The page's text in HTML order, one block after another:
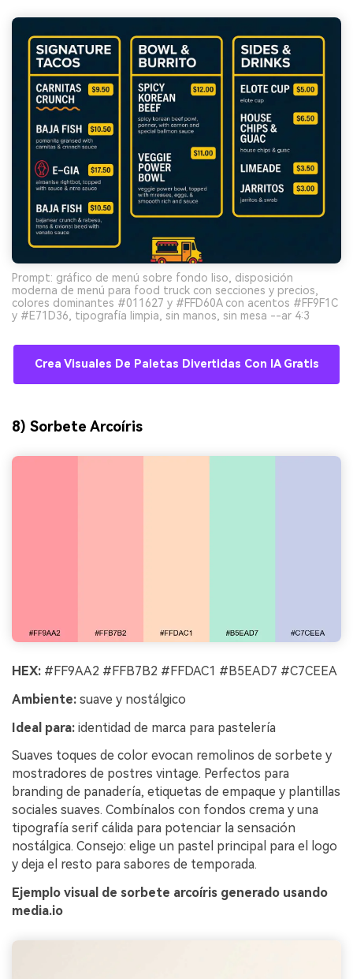
Prompt: gráfico de menú sobre fondo liso, disposición
moderna de menú para food truck con secciones y precios,
colores dominantes #011627 y #FFD60A con acentos #FF9F1C
y #E71D36, tipografía limpia, sin manos, sin mesa --ar 4:3
Crea Visuales De Paletas Divertidas Con IA Gratis
8) Sorbete Arcoíris
HEX: #FF9AA2 #FFB7B2 #FFDAC1 #B5EAD7 #C7CEEA
Ambiente: suave y nostálgico
Ideal para: identidad de marca para pastelería
Suaves toques de color evocan remolinos de sorbete y
mostradores de postres vintage. Perfectos para
branding de panadería, etiquetas de empaque y plantillas
sociales suaves. Combínalos con fondos crema y una
tipografía serif cálida para potenciar la sensación
nostálgica. Consejo: elige un pastel principal para el logo
y deja el resto para sabores de temporada.
Ejemplo visual de sorbete arcoíris generado usando
media.io